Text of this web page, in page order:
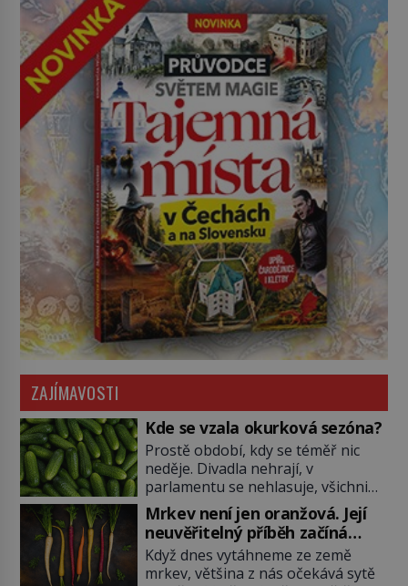
ZAJÍMAVOSTI
Kde se vzala okurková sezóna?
Prostě období, kdy se téměř nic
neděje. Divadla nehrají, v
parlamentu se nehlasuje, všichni
jsou na dovolené a média tak
nemají o čem mluvit a psát. A
vymýšlejí si proto témata, které
nikoho nezajímají. Proč je však ona
letní doba spojovaná zrovna s
Mrkev není jen oranžová. Její
neuvěřitelný příběh začíná
fialovou barvou
Když dnes vytáhneme ze země
mrkev, většina z nás očekává sytě